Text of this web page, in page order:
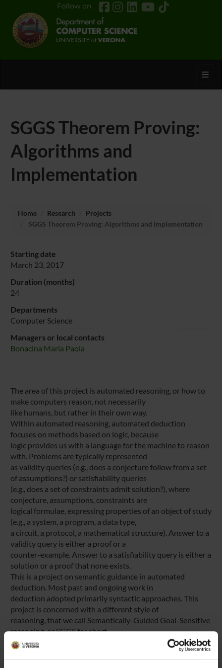
Follow on
SGGS Theorem Proving:
Algorithms and
Implementation
Home Research
Projects
SGGS Theorem Proving: Algorithms and Implementation
Starting date
March 23, 2017
Duration (months)
24
Departments
Computer Science
Managers or local contacts
Bonacina Maria Paola
The area of this project is automated reasoning, or how to
make computers reason, not necessarily
like humans, but rather in their own way.
Within automated reasoning, automated deduction
focuses on methods based on logic, because
logic provides us with a language for the machine to reason
with. Problems are typically represented
as validity queries (e.g., does a conjecture follow from a set
of assumptions?) or satisfiability queries
(e.g., does a set of constraints admit solution?), where
conjecture, assumptions, constraints are
logical formulae, expressing properties of an object of study
(e.g., a system, a program, a data type,
a circuit, a protocol, a mathematical structure). Answer to a
validity query is either a proof or a
counter-example. Answer to a satisfiability query is either a
solution or a proof that none exists.
This is a project on semantic guidance in automated
deduction. Most past and ongoing work in
deduction adopted primarily syntactic approaches. This
project is concerned with a different style of
reasoning, that we call Semantically-Guided Goal-Sensitive
reasoning, or SGGS for short.
The distinguishing features of SGGS are (a) a very
expressive logic, namely first-order logic; (b)